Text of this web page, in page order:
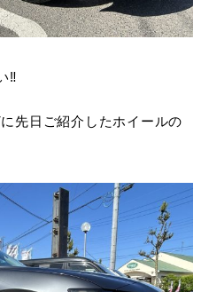
‼
先日ご紹介したホイールの